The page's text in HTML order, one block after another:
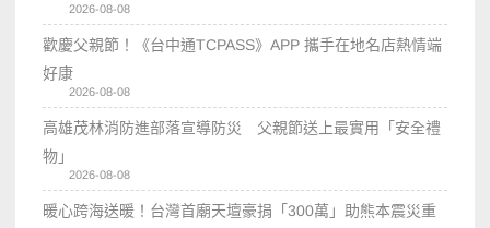
2026-08-08
歡慶父親節！《台中通TCPASS》APP 攜手在地名店熱情端
好康
2026-08-08
高雄茂林消防進部落宣導防災 父親節送上最實用「安全禮
物」
2026-08-08
暖心跨海送暖！台灣首廟天壇豪捐「300萬」助熊本震災重